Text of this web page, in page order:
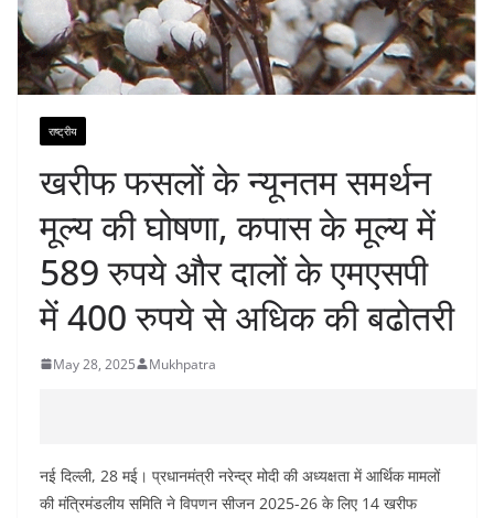
राष्ट्रीय
खरीफ फसलों के न्यूनतम समर्थन
मूल्य की घोषणा, कपास के मूल्य में
589 रुपये और दालों के एमएसपी
में 400 रुपये से अधिक की बढोतरी
May 28, 2025 Mukhpatra
नई दिल्ली, 28 मई। प्रधानमंत्री नरेन्द्र मोदी की अध्यक्षता में आर्थिक मामलों
की मंत्रिमंडलीय समिति ने विपणन सीजन 2025-26 के लिए 14 खरीफ